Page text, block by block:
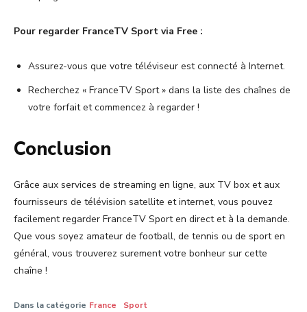
Pour regarder FranceTV Sport via Free :
Assurez-vous que votre téléviseur est connecté à Internet.
Recherchez « FranceTV Sport » dans la liste des chaînes de
votre forfait et commencez à regarder !
Conclusion
Grâce aux services de streaming en ligne, aux TV box et aux
fournisseurs de télévision satellite et internet, vous pouvez
facilement regarder FranceTV Sport en direct et à la demande.
Que vous soyez amateur de football, de tennis ou de sport en
général, vous trouverez surement votre bonheur sur cette
chaîne !
Dans la catégorie France Sport